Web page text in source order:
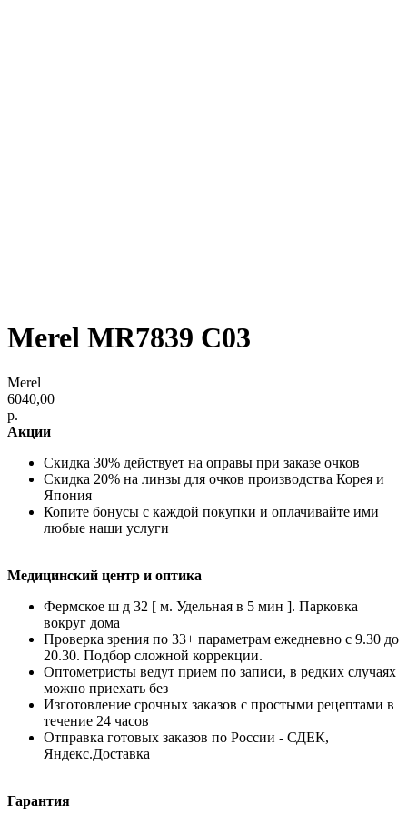
Merel MR7839 C03
Merel
6040,00
р.
Акции
Скидка 30% действует на оправы при заказе очков
Скидка 20% на линзы для очков производства Корея и
Япония
Копите бонусы с каждой покупки и оплачивайте ими
любые наши услуги
Медицинский центр и оптика
Фермское ш д 32 [ м. Удельная в 5 мин ]. Парковка
вокруг дома
Проверка зрения по 33+ параметрам ежедневно с 9.30 до
20.30. Подбор сложной коррекции.
Оптометристы ведут прием по записи, в редких случаях
можно приехать без
Изготовление срочных заказов с простыми рецептами в
течение 24 часов
Отправка готовых заказов по России - СДЕК,
Яндекс.Доставка
Гарантия